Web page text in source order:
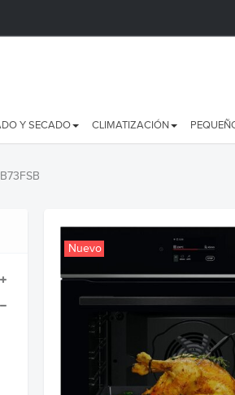
Y SECADO CLIMATIZACIÓN
Nuevo